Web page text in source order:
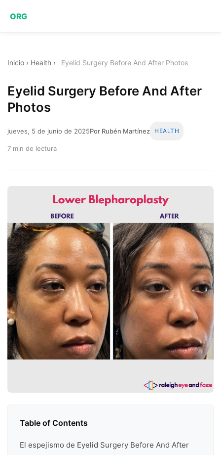
ORG
Inicio › Health › Eyelid Surgery Before And After Photos
Eyelid Surgery Before And After
Photos
jueves, 5 de junio de 2025Por Rubén Martínez HEALTH
7 min de lectura
Table of Contents
El espejismo de Eyelid Surgery Before And After